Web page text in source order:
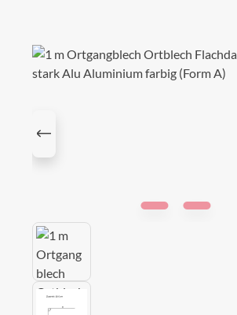
Bildergalerie überspringen